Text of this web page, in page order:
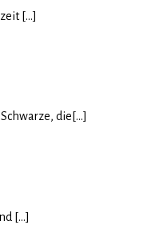
[...]
die[...]
[...]